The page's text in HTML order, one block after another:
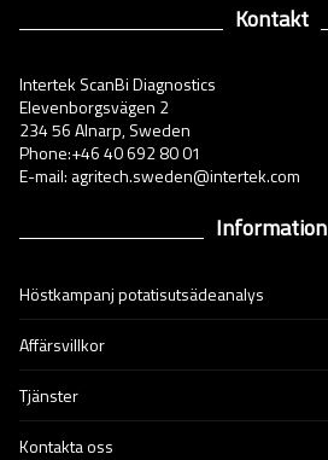
Kontakt
Intertek ScanBi Diagnostics
Elevenborgsvägen 2
234 56 Alnarp, Sweden
Phone:+46 40 692 80 01
E-mail: agritech.sweden@intertek.com
Information
Höstkampanj potatisutsädeanalys
Affärsvillkor
Tjänster
Kontakta oss